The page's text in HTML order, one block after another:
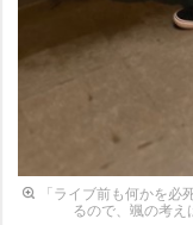
「ライブ前も何かを
るので、颯の考